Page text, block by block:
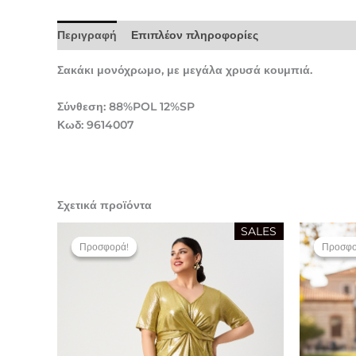
Περιγραφή Επιπλέον πληροφορίες
Σακάκι μονόχρωμο, με μεγάλα χρυσά κουμπιά.
Σύνθεση: 88%POL 12%SP
Κωδ: 9614007
Σχετικά προϊόντα
Προσφορά!
SALES
Προσφορά!
price
was:
64,90 €.
τρέχουσα